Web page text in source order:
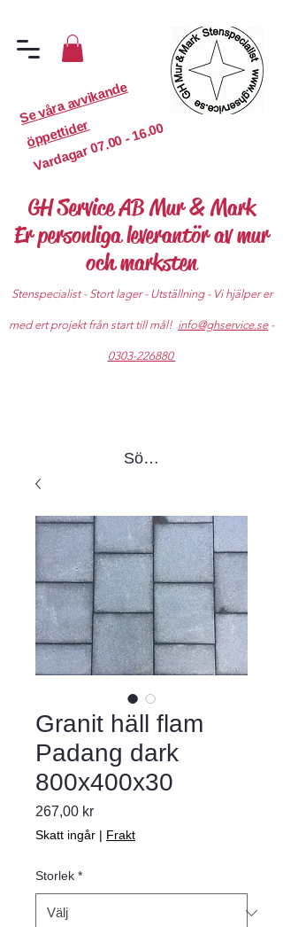
S
e
v
år
a
a
v
vi
k
a
n
d
e
ö
p
p
etti
d
er
Vardagar
07.00 - 16.00
GH Service AB Mur & Mark
Er personliga leverantör av mur
och marksten
Stenspecialist - Stort lager - Utställning - Vi hjälper er
med ert projekt från start till mål! info@ghservice.se-
0303-226880
Sök produkter
Granit häll flam
Padang dark
800x400x30
267,00 krPris
Skatt ingår | Frakt
Storlek *